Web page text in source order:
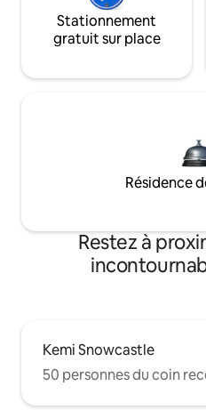
Stationnement
gratuit sur place
Résidence
Restez à
Kemi Snowcastle
50 personnes du coin